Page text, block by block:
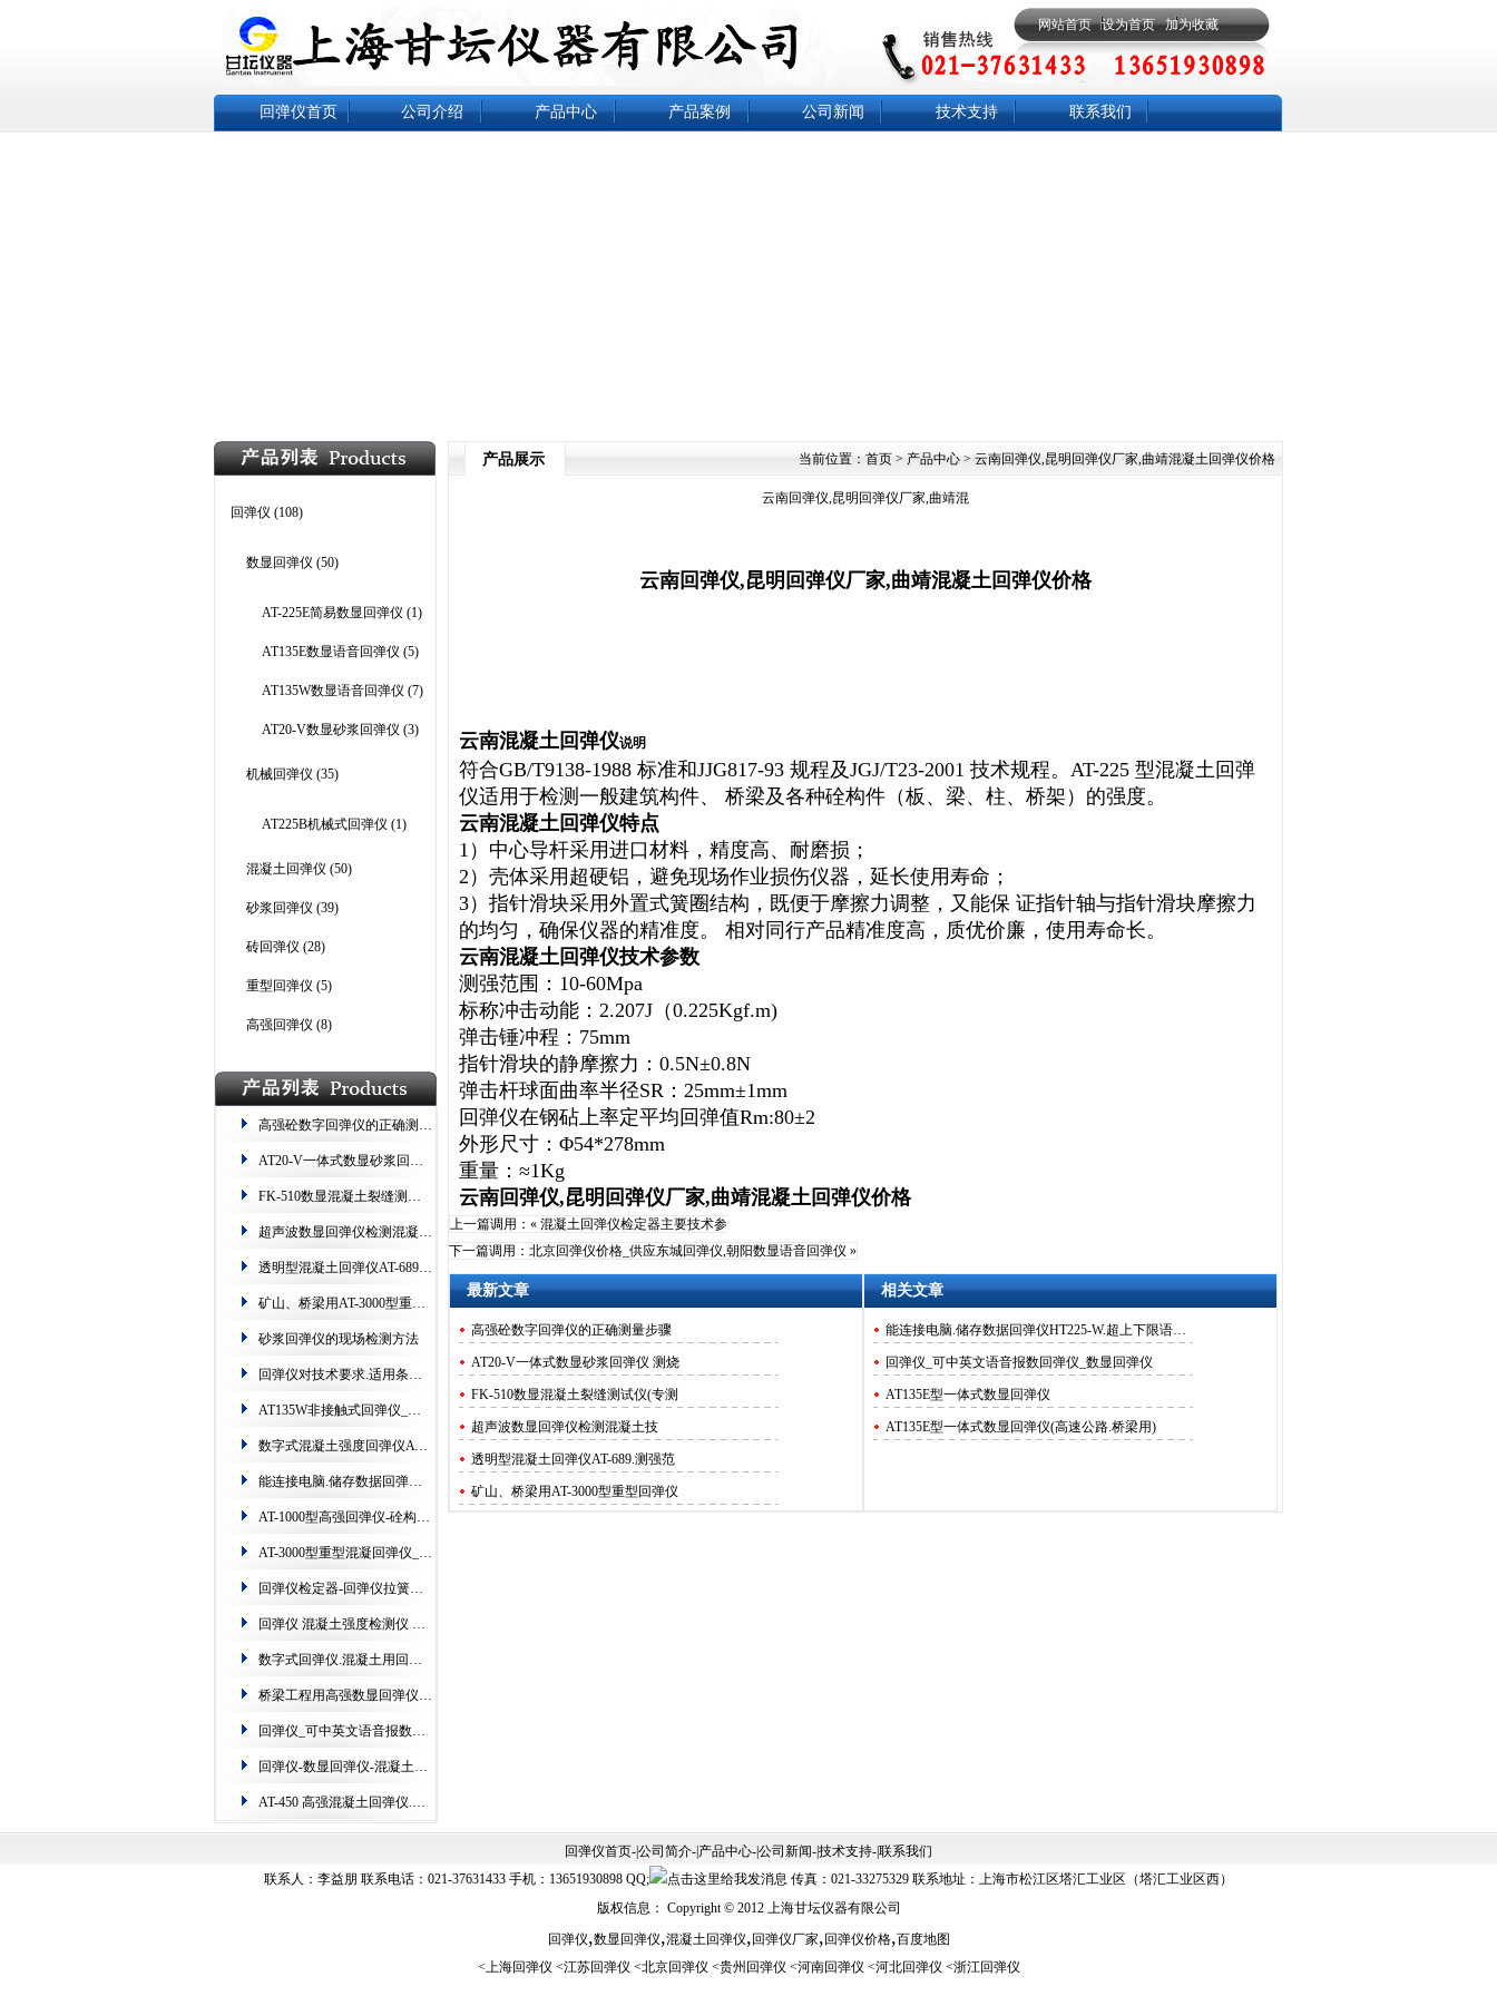
网站首页 设为首页 加为收藏
回弹仪首页 公司介绍 产品中心 产品案例 公司新闻 技术支持 联系我们
回弹仪 (108)
数显回弹仪 (50)
AT-225E简易数显回弹仪 (1)
AT135E数显语音回弹仪 (5)
AT135W数显语音回弹仪 (7)
AT20-V数显砂浆回弹仪 (3)
机械回弹仪 (35)
AT225B机械式回弹仪 (1)
混凝土回弹仪 (50)
砂浆回弹仪 (39)
砖回弹仪 (28)
重型回弹仪 (5)
高强回弹仪 (8)
高强砼数字回弹仪的正确测量步骤
​AT20-V一体式数显砂浆回弹仪 测烧砖​​ 读数双显
FK-510数显混凝土裂缝测试仪(专测​桥梁、隧道、路面​)
超声波数显回弹仪​​检测混凝土​技术规程​
透明型混凝土回弹仪AT-689.测强范围:10-60Mpa
矿山、桥梁用​AT-3000型重型回弹仪.精度高、耐磨损​
砂浆回弹仪的现场检测方法
回弹仪对技术要求.适用条件​​.保养方法​
AT135W非接触式回弹仪​_红外无线连接.支持货场打印
数字式混凝土强度回弹仪AT135E​_可自动采集、数据存储​
能连接电脑.储存数据回弹仪HT225-W.超上下限语音提示​
AT-1000型高强回弹仪-硂构件硬度检测仪器​
AT-3000型重型混凝​回弹仪_专业检测港口、隧道、矿山、桥梁​
回弹仪检定器-​回弹仪拉簧检定仪-铁路钢砧​测定机
回弹仪 混凝土强度检测仪 数显.AT135W一体式数字回弹仪
数字式回弹仪.混凝土用回弹仪的使用(图)
桥梁工程用高强数显回弹仪-江苏超声波​回弹仪的使用
回弹仪_可中英文语音报数回弹仪_数显回弹仪
回弹仪-数显回弹仪-混凝土​回弹仪的新用法(配图)
AT-450 高强混凝土回弹仪.主测高层建筑上的构件​
当前位置： 首页 > 产品中心 > 云南回弹仪,昆明回弹仪厂家,曲靖混凝土回弹仪价格
产品展示
云南回弹仪,昆明回弹仪厂家,曲靖混
云南回弹仪,昆明回弹仪厂家,曲靖混凝土回弹仪价格
云南混凝土回弹仪说明
符合GB/T9138-1988 标准和JJG817-93 规程及JGJ/T23-2001 技术规程。 AT-225 型混凝土回弹
仪适用于检测一般建筑构件、 桥梁及各种硂构件（板、梁、柱、桥架）的强度。
云南混凝土回弹仪特点
1 ）中心导杆采用进口材料，精度高、耐磨损；
2 ）壳体采用超硬铝，避免现场作业损伤仪器，延长使用寿命；
3）指针滑块采用外置式簧圈结构，既便于摩擦力调整，又能保 证指针轴与指针滑块摩擦力
的均匀，确保仪器的精准度。 相对同行产品精准度高，质优价廉，使用寿命长。
云南混凝土回弹仪技术参数
测强范围： 10-60Mpa
标称冲击动能： 2.207J （0.225Kgf.m)
弹击锤冲程： 75mm
指针滑块的静摩擦力： 0.5N±0.8N
弹击杆球面曲率半径SR ： 25mm±1mm
回弹仪在钢砧上率定平均回弹值Rm:80±2
外形尺寸：Φ54*278mm
重量：≈1Kg
云南回弹仪,昆明回弹仪厂家,曲靖混凝土回弹仪价格
上一篇调用：« 混凝土回弹仪检定器主要技术参
下一篇调用： 北京回弹仪价格_供应东城回弹仪,朝阳数显语音回弹仪 »
最新文章
高强砼数字回弹仪的正确测量步骤
​AT20-V一体式数显砂浆回弹仪 测烧
FK-510数显混凝土裂缝测试仪(专测​
超声波数显回弹仪​​检测混凝土​技
透明型混凝土回弹仪AT-689.测强范
矿山、桥梁用​AT-3000型重型回弹仪
相关文章
能连接电脑.储存数据回弹仪HT225-W.超上下限语音提示​
回弹仪_可中英文语音报数回弹仪_数显回弹仪
AT135E型一体式数显回弹仪
AT135E型一体式数显回弹仪(高速公路.桥梁用​)
回弹仪首页-|公司简介-| 产品中心-|公司新闻-|技术支持-|联系我们
联系人：李益朋 联系电话：021-37631433 手机：13651930898 QQ;
传真：021-33275329 联系地址：上海市松江区塔汇工业区（塔汇工业区西）
版权信息： Copyright © 2012上海甘坛仪器有限公司
回弹仪,数显回弹仪,混凝土回弹仪, 回弹仪厂家, 回弹仪价格,百度地图
<上海回弹仪 <江苏回弹仪 <北京回弹仪 <贵州回弹仪 <河南回弹仪 <河北回弹仪 <浙江回弹仪